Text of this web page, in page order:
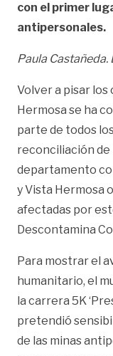
con el primer
antipersonales.
Paula
Volver a pisar los
Hermosa se ha
parte de todos
reconciliación de
departamento
y Vista Hermosa
afectadas por
Descontamina
Para mostrar el
humanitario, el
la carrera 5K
pretendió
de las minas